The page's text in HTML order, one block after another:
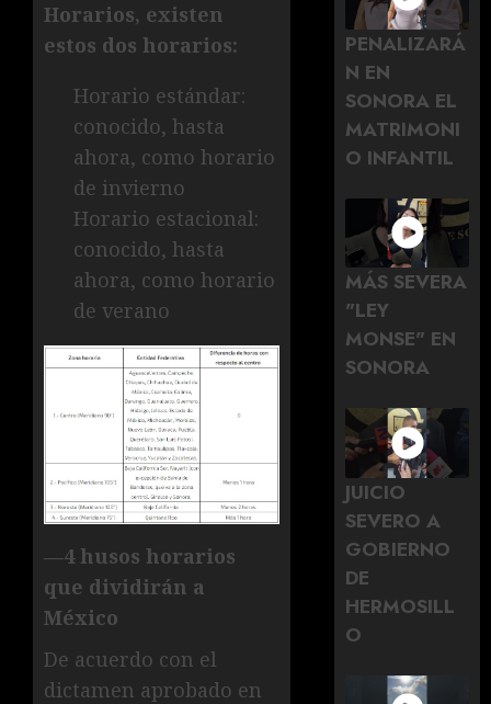
Horarios, existen
estos dos horarios:
Horario estándar:
conocido, hasta
ahora, como horario
de invierno
Horario estacional:
conocido, hasta
ahora, como horario
de verano
—4 husos horarios
que dividirán a
México
De acuerdo con el
dictamen aprobado en
PENALIZARÁ
N EN
SONORA EL
MATRIMONI
O INFANTIL
MÁS SEVERA
"LEY
MONSE" EN
SONORA
JUICIO
SEVERO A
GOBIERNO
DE
HERMOSILL
O